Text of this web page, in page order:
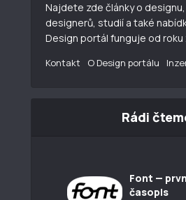
Najdete zde články o
designerů, studií a také
Design portál funguje od roku
Kontakt O Design portálu
Rádi
Font —
časopis